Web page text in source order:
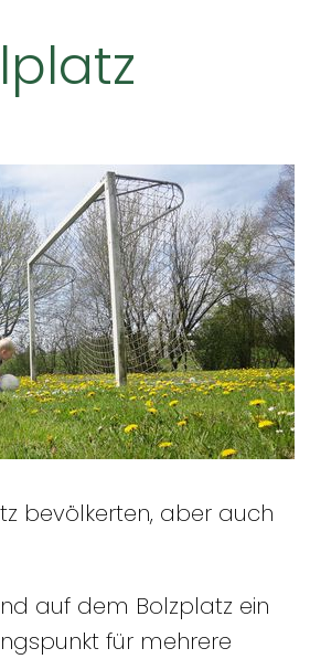
bevölkerten, aber auch
auf dem Bolzplatz ein
für mehrere